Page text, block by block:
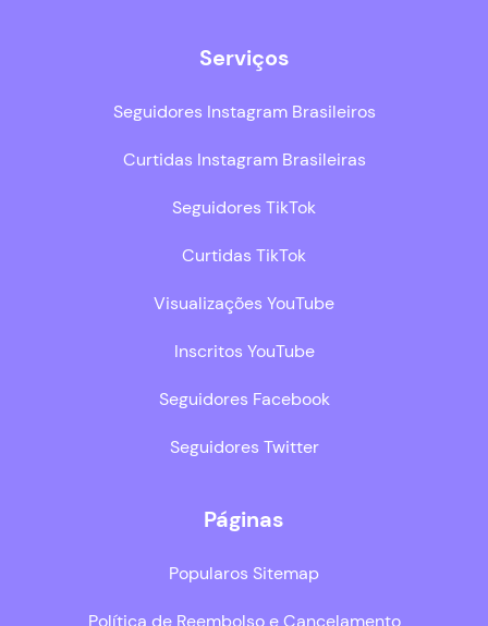
Serviços
Seguidores Instagram Brasileiros
Curtidas Instagram Brasileiras
Seguidores TikTok
Curtidas TikTok
Visualizações YouTube
Inscritos YouTube
Seguidores Facebook
Seguidores Twitter
Páginas
Popularos Sitemap
Política de Reembolso e Cancelamento